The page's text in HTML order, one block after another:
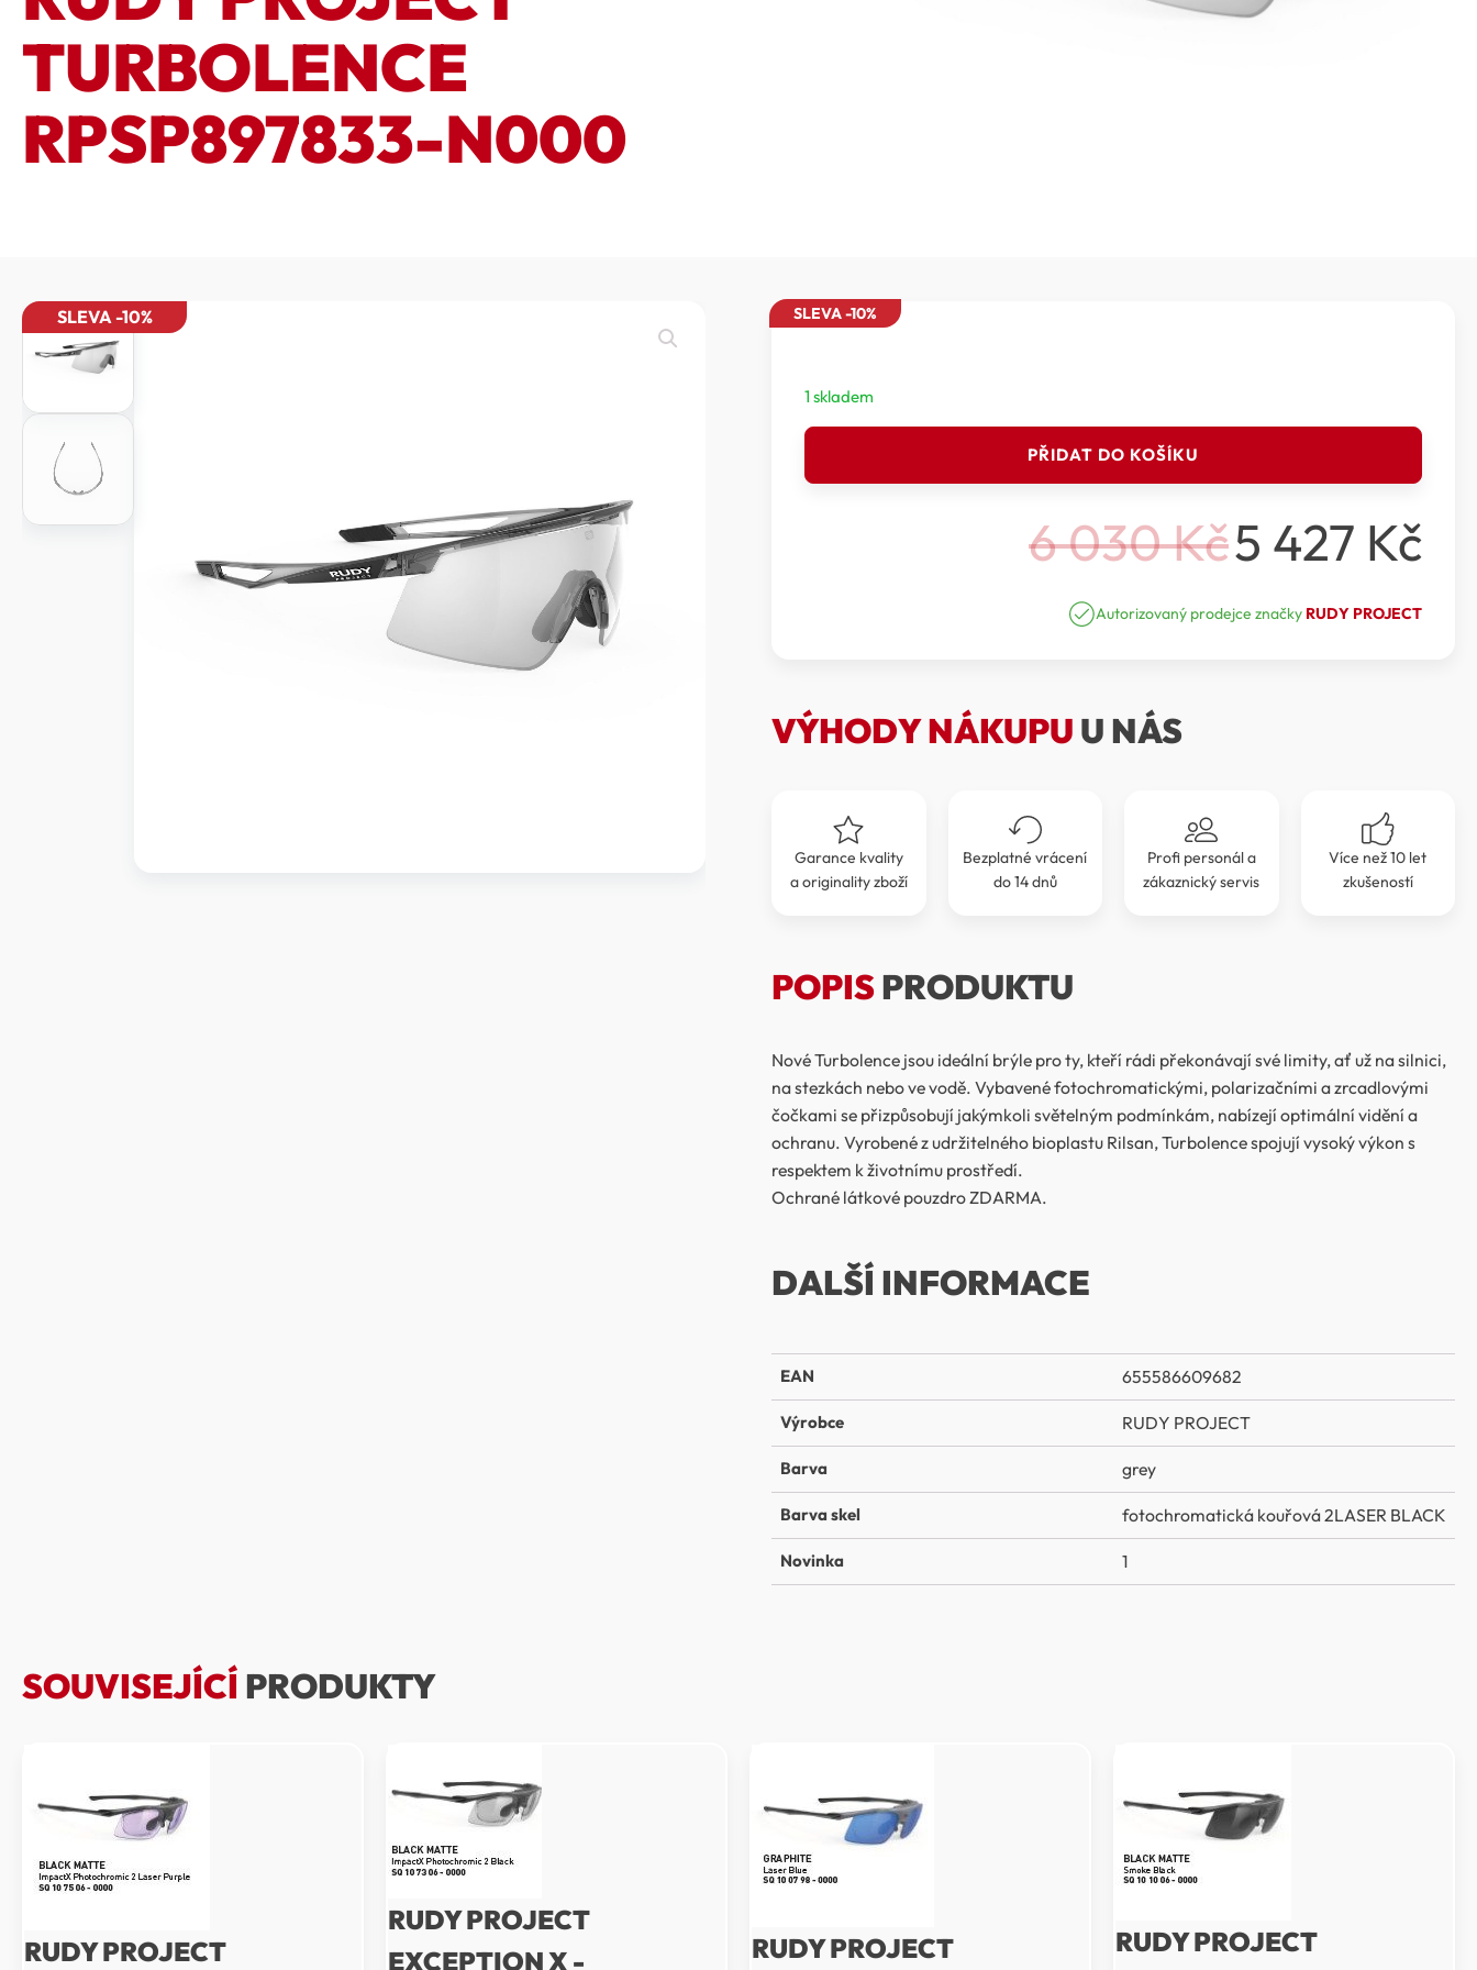
TURBOLENCE
RPSP897833-N000
SLEVA -10% SLEVA -10%
1 skladem
TURBOLENCE
PŘIDAT DO KOŠÍKU
6 030Kč
Původní
cena
6
5 427 Kč
Aktuální
cena
5
Autorizovaný prodejce značky RUDY PROJECT
VÝHODY NÁKUPU U NÁS
Garance kvality
a originality zboží
Bezplatné vrácení
do 14 dnů
Profi personál a
zákaznický servis
Více než 10 let
zkušeností
POPISPRODUKTU
Nové Turbolence jsou ideální brýle pro ty, kteří rádi překonávají své limity, ať už na silnici,
na stezkách nebo ve vodě. Vybavené fotochromatickými, polarizačními a zrcadlovými
čočkami se přizpůsobují jakýmkoli světelným podmínkám, nabízejí optimální vidění a
ochranu. Vyrobené z udržitelného bioplastu Rilsan, Turbolence spojují vysoký výkon s
respektem k životnímu prostředí.
Ochrané látkové pouzdro ZDARMA.
DALŠÍ INFORMACE
EAN 655586609682
Výrobce RUDY PROJECT
Barva grey
Barva skel fotochromatická kouřová 2LASER BLACK
Novinka 1
SOUVISEJÍCÍ PRODUKTY
RUDY PROJECT
RUDY PROJECT
EXCEPTION X -
RUDY PROJECT
RUDY PROJECT